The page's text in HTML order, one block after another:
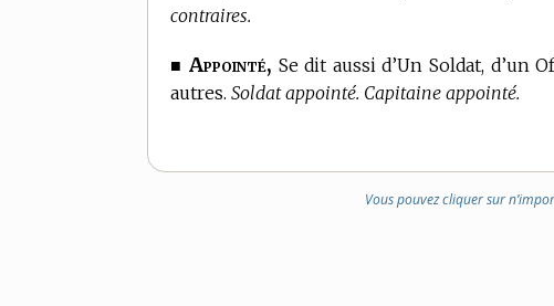
contraires.
■Appointé, Se dit aussi d’Un Soldat, d’un
autres. Soldat appointé. Capitaine appointé.
Vous pouvez cliquer sur